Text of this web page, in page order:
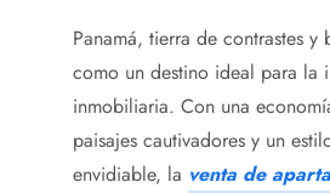
Panamá, tierra de contrastes y
como un destino ideal para la
inmobiliaria. Con una
paisajes cautivadores y un
envidiable, la venta de